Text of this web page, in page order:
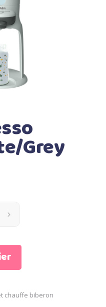
Grey
chauffe biberon